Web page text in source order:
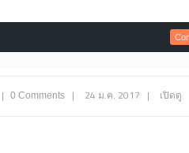
| 0 Comments | 24 ม.ค. 2017 | เปิดดู